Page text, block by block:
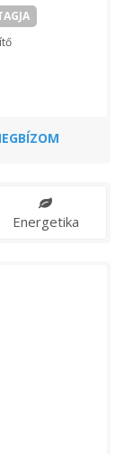
Energetika